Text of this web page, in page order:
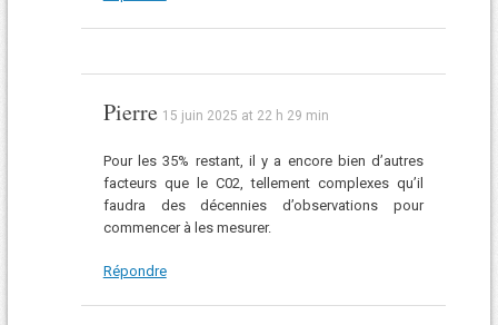
Pierre 15 juin 2025 at 22 h 29 min
Pour les 35% restant, il y a encore bien d’autres
facteurs que le C02, tellement complexes qu’il
faudra des décennies d’observations pour
commencer à les mesurer.
Répondre